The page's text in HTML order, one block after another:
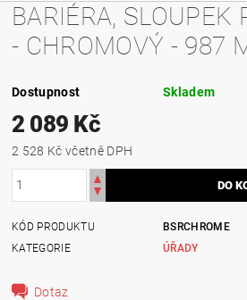
BARIÉRA, SLOUPEK
- CHROMOVÝ - 987
Dostupnost Skladem
2 089 Kč
2 528 Kč včetně DPH
KÓD PRODUKTU
BSRCHROME
KATEGORIE
ÚŘADY
Dotaz